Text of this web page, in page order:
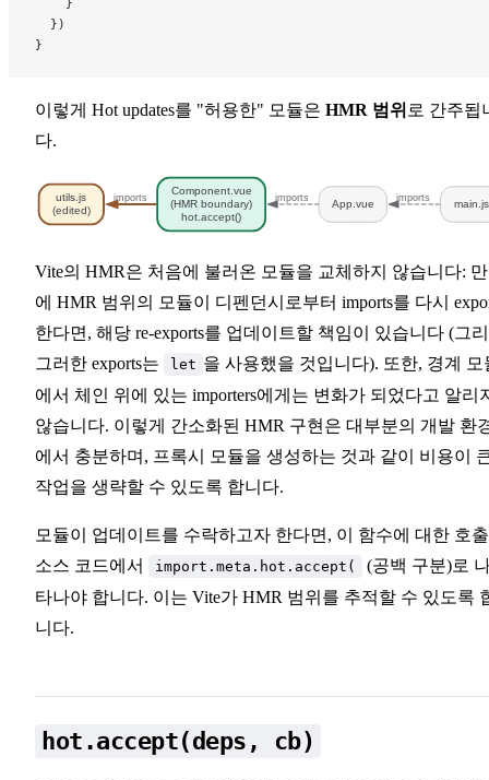
    }
  })
}
이렇게 Hot updates를 "허용한" 모듈은 HMR 범위 로 간주됩
다.
main.js
App.vue imports
Component.vue
(HMR boundary)
hot.accept()
imports
utils.js
(edited)
imports
Vite의 HMR은 처음에 불러온 모듈을 교체하지 않습니다:
에 HMR 범위의 모듈이 디펜던시로부터 imports를 다시
한다면, 해당 re-exports를 업데이트할 책임이 있습니다 (그
그러한 exports는
let 을 사용했을 것입니다). 또한, 경계 모
에서 체인 위에 있는 importers에게는 변화가 되었다고 알리
않습니다. 이렇게 간소화된 HMR 구현은 대부분의 개발 환
에서 충분하며, 프록시 모듈을 생성하는 것과 같이 비용이
작업을 생략할 수 있도록 합니다.
모듈이 업데이트를 수락하고자 한다면, 이 함수에 대한 호
소스 코드에서
import.meta.hot.accept(
(공백 구분)로
타나야 합니다. 이는 Vite가 HMR 범위를 추적할 수 있도록
니다.
hot.accept(deps, cb)